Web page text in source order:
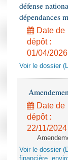
défense
dépendances
Date de
dépôt :
01/04/2026
Voir le dossier
Date de
dépôt :
22/11/2024
Voir le dossier
financière,